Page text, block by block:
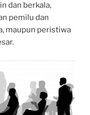
dan berkala,
pemilu dan
maupun peristiwa